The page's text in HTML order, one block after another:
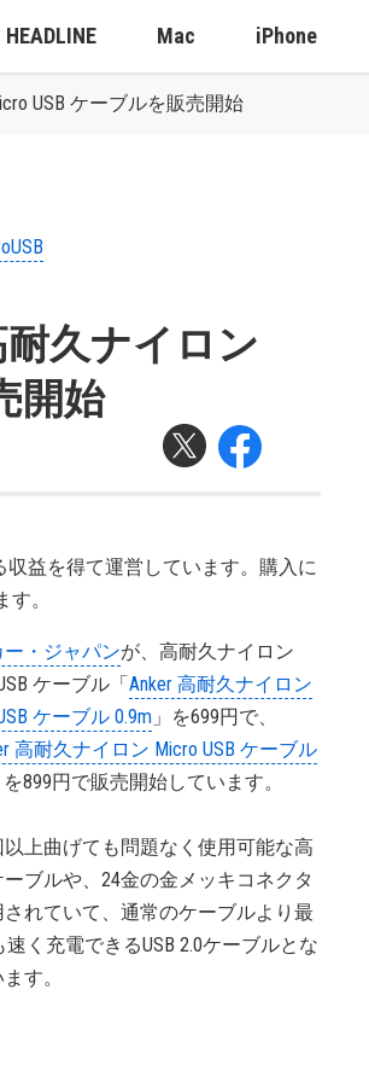
HEADLINE Mac iPhone
USB ケーブルを販売開始
久ナイロン
開始
益を得て運営しています。購入に
。
ー・ジャパンが、高耐久ナイロン
ケーブル「Anker 高耐久ナイロン
ケーブル 0.9m 」を699円で、
高耐久ナイロン Micro USB ケーブル
を899円で販売開始しています。
以上曲げても問題なく使用可能な高
ブルや、24金の金メッキコネクタ
されていて、通常のケーブルより最
速く充電できるUSB 2.0ケーブルとな
す。